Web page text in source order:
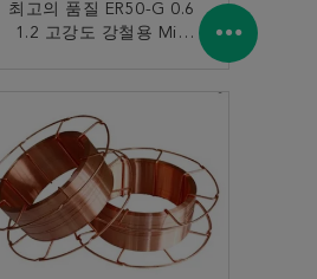
최고의 품질 ER50-G 0.6
1.2 고강도 강철용 Mig